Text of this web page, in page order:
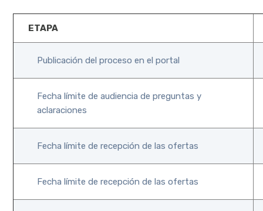
ETAPA
Publicación del proceso en el portal
Fecha límite de audiencia de preguntas y
aclaraciones
Fecha límite de recepción de las ofertas
Fecha límite de recepción de las ofertas